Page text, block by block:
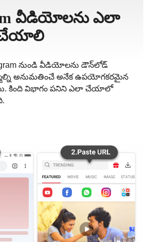
వీడియోలను ఎలా
నుండి వీడియోలను డౌన్‌లోడ్
అనుమతించే అనేక ఉపయోగకరమైన
కింది విభాగం పనిని ఎలా చేయాలో